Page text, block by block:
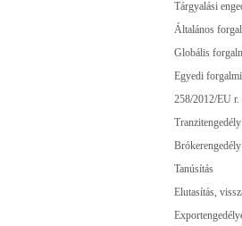
Tárgyalási
Általános
Globális
Egyedi
258/2012/EU r.
Tranzitengedély
Brókerengedély
Tanúsítás
Elutasítás,